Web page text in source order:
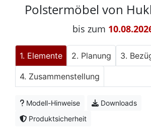
Polstermöbel von
bis zum
Elemente Planung
Zusammenstellung
Modell-Hinweise
Downloads
Produktsicherheit